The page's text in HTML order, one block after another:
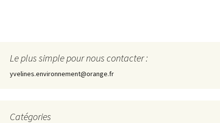
Le plus simple pour nous contacter :
yvelines.environnement@orange.fr
Catégories